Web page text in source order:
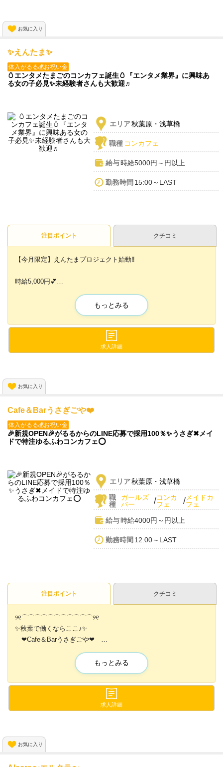
お気に入り
✨️えんたま✨️
体入がるる💰お祝い金
🥚エンタメたまごのコンカフェ誕生🥚『エンタメ業界』に興味あ
る女の子必見✨未経験者さんも大歓迎♬
エリア秋葉原・浅草橋
職種 コンカフェ
給与時給5000円～円以上
勤務時間 15:00～LAST
注目ポイント クチコミ
【今月限定】えんたまプロジェクト始動‼
時給5,000円💕
採用率アップキャンペーン中💕
エンタメのたまごから始めよう✨
✨入店祝金あり
✨ノルマなし
ご応募お待ちしております🎵
もっとみる
求人詳細
お気に入り
Cafe＆Barうさぎごや❤️
体入がるる💰お祝い金
🎉新規OPEN🎉がるるからのLINE応募で採用100％✨️うさぎ✖メイ
ドで特注ゆるふわコンカフェ⭕️
エリア秋葉原・浅草橋
職
種
ガールズ
バー
/コンカ
フェ
/メイドカ
フェ
給与時給4000円～円以上
勤務時間 12:00～LAST
注目ポイント クチコミ
୨୧⌒⌒⌒⌒⌒⌒⌒⌒⌒⌒⌒୨୧
✨️秋葉で働くならここ♪✨️
❤Cafe＆Barうさぎごや❤
♡┈┈┈┈┈┈┈┈┈┈♡
もっとみる
求人詳細
お気に入り